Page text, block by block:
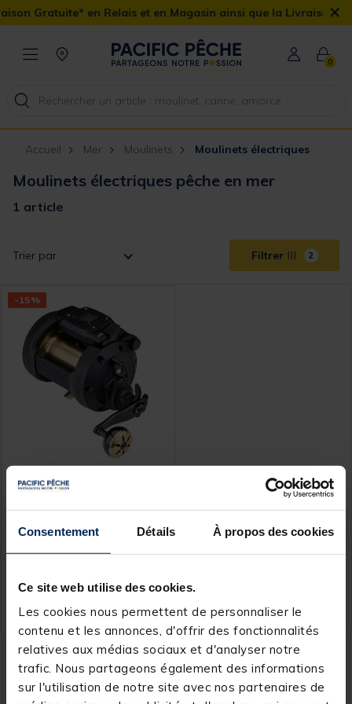
Consentement Détails À propos des cookies
Ce site web utilise des cookies.
Les cookies nous permettent de personnaliser le
contenu et les annonces, d'offrir des fonctionnalités
relatives aux médias sociaux et d'analyser notre
trafic. Nous partageons également des informations
sur l'utilisation de notre site avec nos partenaires de
Gratuite* en Relais et en Magasin ainsi que la Livraison ×
0
Accueil Mer Moulinets Moulinets électriques
Moulinets électriques pêche en mer
1 article
Trier par Filtrer 2
-15%
DAIWA
Daiwa Tanacom 2022
679,00 € Ajouter au panier
Expédition sous 12 jours
Lesmoulinets électriques ont été conçus pour la pratique de la
pêche en eau profonde
. Ils possèdent différents modes de
programmation de pêche afin de s'adapter au mieux à votre technique